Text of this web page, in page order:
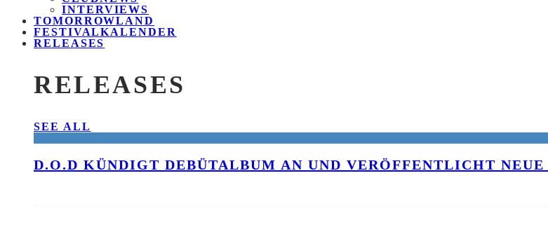
INTERVIEWS
TOMORROWLAND
FESTIVALKALENDER
RELEASES
RELEASES
SEE ALL
D.O.D KÜNDIGT DEBÜTALBUM AN UND VERÖFFENTLICHT